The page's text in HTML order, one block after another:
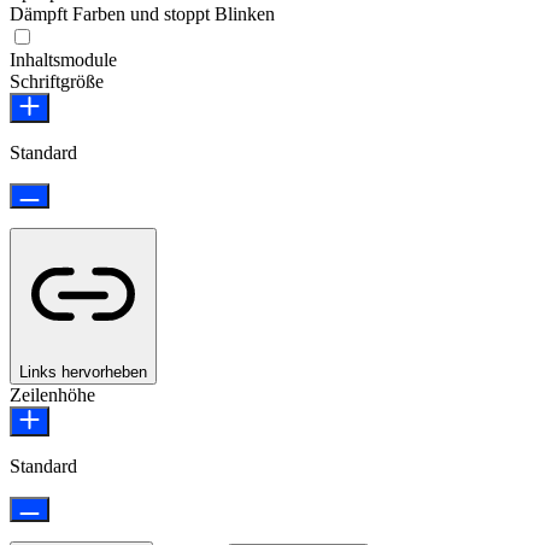
Dämpft Farben und stoppt Blinken
Inhaltsmodule
Schriftgröße
Standard
Links hervorheben
Zeilenhöhe
Standard